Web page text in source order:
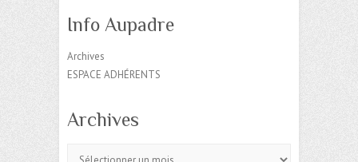
Info Aupadre
Archives
ESPACE ADHÉRENTS
Archives